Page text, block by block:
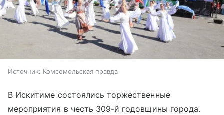
Источник: Комсомольская правда
В Искитиме состоялись торжественные
мероприятия в честь 309-й годовщины города.